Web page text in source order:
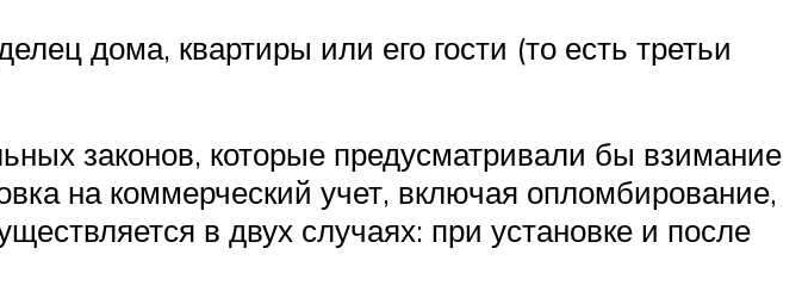
дома, квартиры или его гости (то есть третьи
законов, которые предусматривали бы взимание
на коммерческий учет, включая опломбирование,
в двух случаях: при установке и после